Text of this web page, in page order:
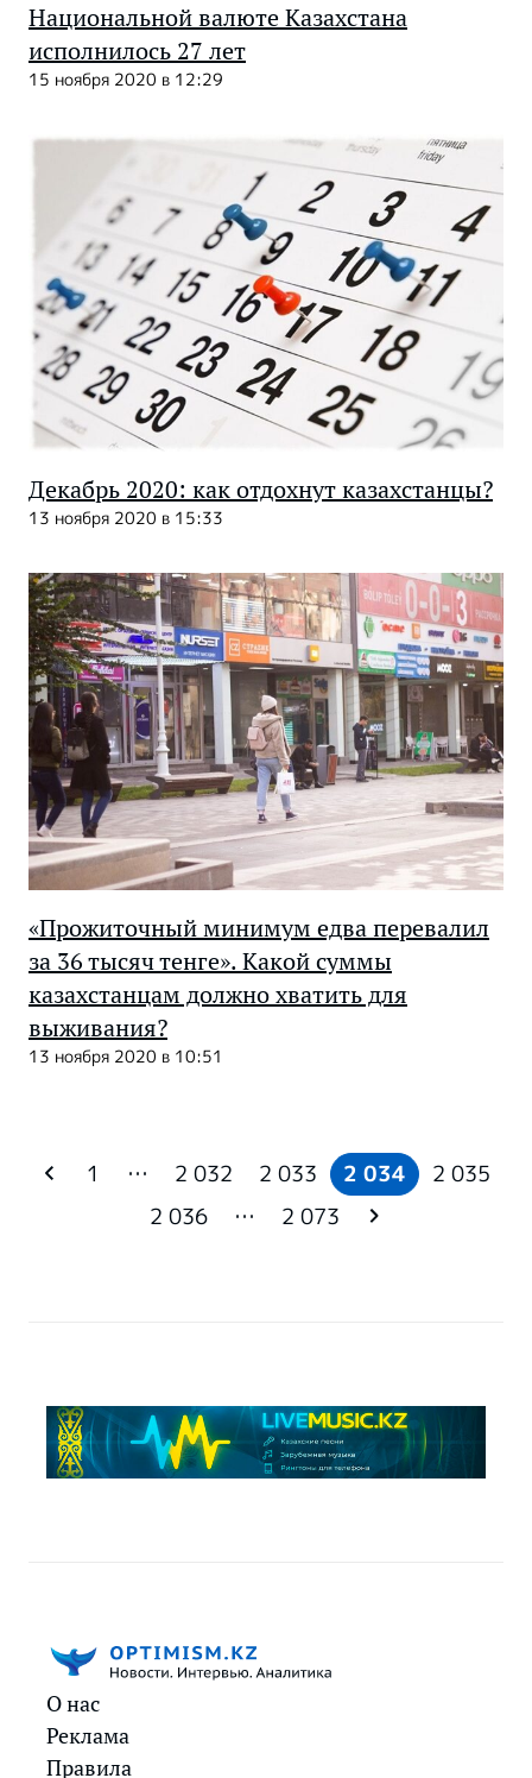
Национальной валюте Казахстана
исполнилось 27 лет
15 ноября 2020 в 12:29
Декабрь 2020: как отдохнут казахстанцы?
13 ноября 2020 в 15:33
«Прожиточный минимум едва перевалил
за 36 тысяч тенге». Какой суммы
казахстанцам должно хватить для
выживания?
13 ноября 2020 в 10:51
1 … 2 032 2 033 2 034
2 035
2 036
… 2 073
О нас
Реклама
Правила